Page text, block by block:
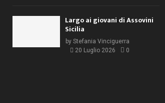
Largo ai giovani di Assovini
Sicilia
by Stefania Vinciguerra
20 Luglio 2026
0